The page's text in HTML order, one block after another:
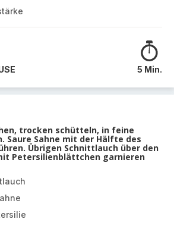
5 Min.
trocken schütteln, in feine
Saure Sahne mit der Hälfte des
Übrigen Schnittlauch über den
Petersilienblättchen garnieren